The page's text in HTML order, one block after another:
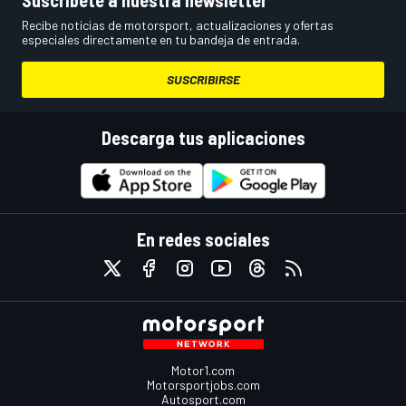
Recibe noticias de motorsport, actualizaciones y ofertas
especiales directamente en tu bandeja de entrada.
SUSCRIBIRSE
Descarga tus aplicaciones
En redes sociales
Motor1.com
Motorsportjobs.com
Autosport.com